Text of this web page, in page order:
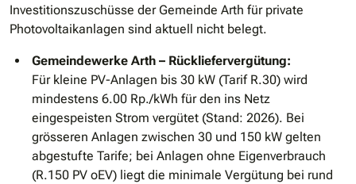
Investitionszuschüsse der Gemeinde Arth für private
Photovoltaikanlagen sind aktuell nicht belegt.
Gemeindewerke Arth – Rückliefervergütung:
Für kleine PV-Anlagen bis 30 kW (Tarif R.30) wird
mindestens 6.00 Rp./kWh für den ins Netz
eingespeisten Strom vergütet (Stand: 2026). Bei
grösseren Anlagen zwischen 30 und 150 kW gelten
abgestufte Tarife; bei Anlagen ohne Eigenverbrauch
(R.150 PV oEV) liegt die minimale Vergütung bei rund